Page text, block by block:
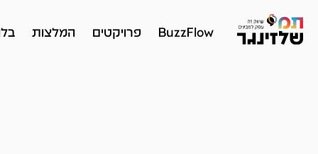
BuzzFlow פרויקטים המלצות